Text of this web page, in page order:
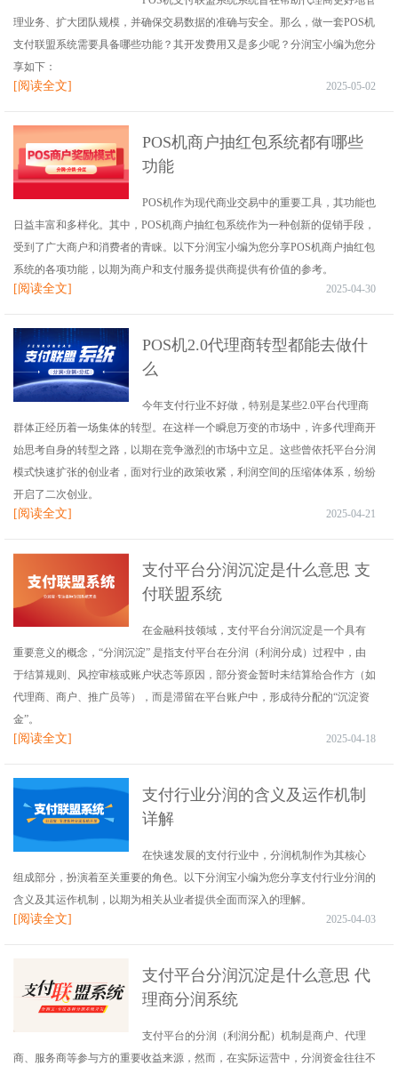
理业务、扩大团队规模，并确保交易数据的准确与安全。那么，做一套POS机
支付联盟系统需要具备哪些功能？其开发费用又是多少呢？分润宝小编为您分
享如下：
[阅读全文] 2025-05-02
POS机商户抽红包系统都有哪些
功能
POS机作为现代商业交易中的重要工具，其功能也
日益丰富和多样化。其中，POS机商户抽红包系统作为一种创新的促销手段，
受到了广大商户和消费者的青睐。以下分润宝小编为您分享POS机商户抽红包
系统的各项功能，以期为商户和支付服务提供商提供有价值的参考。
[阅读全文] 2025-04-30
POS机2.0代理商转型都能去做什
么
今年支付行业不好做，特别是某些2.0平台代理商
群体正经历着一场集体的转型。在这样一个瞬息万变的市场中，许多代理商开
始思考自身的转型之路，以期在竞争激烈的市场中立足。这些曾依托平台分润
模式快速扩张的创业者，面对行业的政策收紧，利润空间的压缩体体系，纷纷
开启了二次创业。
[阅读全文] 2025-04-21
支付平台分润沉淀是什么意思 支
付联盟系统
在金融科技领域，支付平台分润沉淀是一个具有
重要意义的概念，“分润沉淀” 是指支付平台在分润（利润分成）过程中，由
于结算规则、风控审核或账户状态等原因，部分资金暂时未结算给合作方（如
代理商、商户、推广员等），而是滞留在平台账户中，形成待分配的“沉淀资
金”。
[阅读全文] 2025-04-18
支付行业分润的含义及运作机制
详解
在快速发展的支付行业中，分润机制作为其核心
组成部分，扮演着至关重要的角色。以下分润宝小编为您分享支付行业分润的
含义及其运作机制，以期为相关从业者提供全面而深入的理解。
[阅读全文] 2025-04-03
支付平台分润沉淀是什么意思 代
理商分润系统
支付平台的分润（利润分配）机制是商户、代理
商、服务商等参与方的重要收益来源，然而，在实际运营中，分润资金往往不